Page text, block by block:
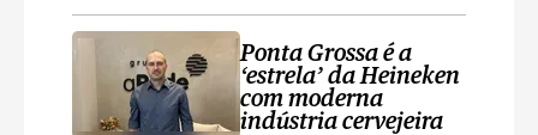
Ponta Grossa é a
‘estrela’ da Heineken
com moderna
indústria cervejeira